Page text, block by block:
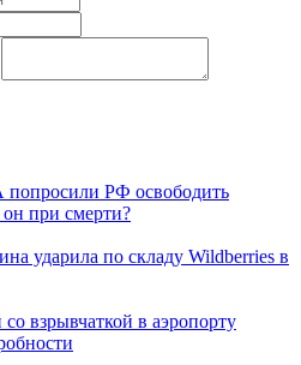
РФ освободить
при смерти?
ударила по складу Wildberries в
взрывчаткой в аэропорту